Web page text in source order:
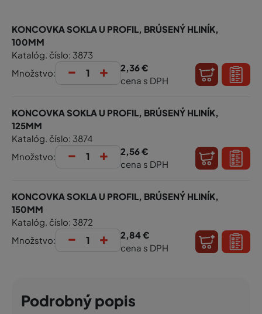
KONCOVKA SOKLA U PROFIL, BRÚSENÝ HLINÍK,
100MM
Katalóg. číslo: 3873
Množstvo:
- +
2,36 €
cena s DPH
KONCOVKA SOKLA U PROFIL, BRÚSENÝ HLINÍK,
125MM
Katalóg. číslo: 3874
Množstvo:
- +
2,56 €
cena s DPH
KONCOVKA SOKLA U PROFIL, BRÚSENÝ HLINÍK,
150MM
Katalóg. číslo: 3872
Množstvo:
- +
2,84 €
cena s DPH
Podrobný popis